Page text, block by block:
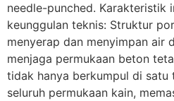
needle-punched. Karakteristik
keunggulan teknis: Struktur
menyerap dan menyimpan air
menjaga permukaan beton
tidak hanya berkumpul di
seluruh permukaan kain,